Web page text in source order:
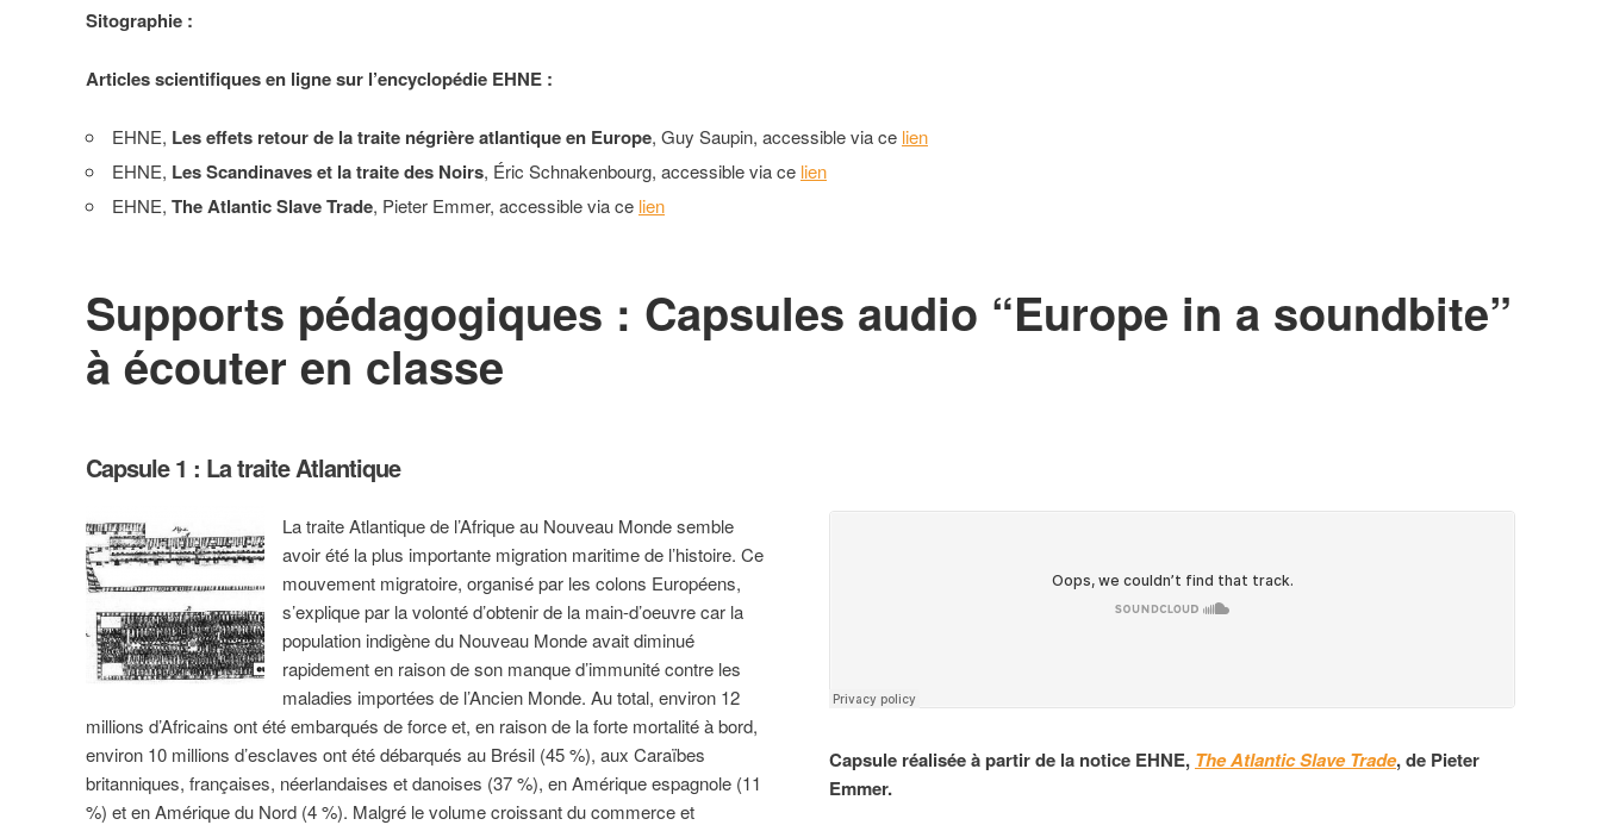
Sitographie :
Articles scientifiques en ligne sur l’encyclopédie EHNE :
EHNE, Les effets retour de la traite négrière atlantique en Europe, Guy Saupin, accessible via ce lien
EHNE, Les Scandinaves et la traite des Noirs, Éric Schnakenbourg, accessible via ce lien
EHNE, The Atlantic Slave Trade, Pieter Emmer, accessible via ce lien
Supports pédagogiques : Capsules audio “Europe in a soundbite”
à écouter en classe
Capsule 1 : La traite Atlantique
La traite Atlantique de l’Afrique au Nouveau Monde semble
avoir été la plus importante migration maritime de l’histoire. Ce
mouvement migratoire, organisé par les colons Européens,
s’explique par la volonté d’obtenir de la main-d’oeuvre car la
population indigène du Nouveau Monde avait diminué
rapidement en raison de son manque d’immunité contre les
maladies importées de l’Ancien Monde. Au total, environ 12
millions d’Africains ont été embarqués de force et, en raison de la forte mortalité à bord,
environ 10 millions d’esclaves ont été débarqués au Brésil (45 %), aux Caraïbes
britanniques, françaises, néerlandaises et danoises (37 %), en Amérique espagnole (11
%) et en Amérique du Nord (4 %). Malgré le volume croissant du commerce et
Capsule réalisée à partir de la notice EHNE, The Atlantic Slave Trade, de Pieter
Emmer.